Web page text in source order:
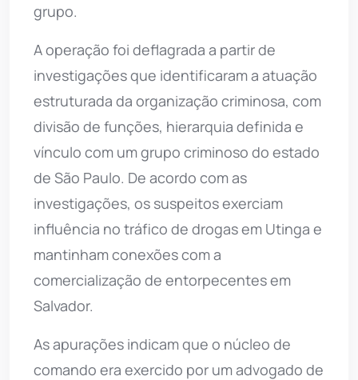
grupo.
A operação foi deflagrada a partir de
investigações que identificaram a atuação
estruturada da organização criminosa, com
divisão de funções, hierarquia definida e
vínculo com um grupo criminoso do estado
de São Paulo. De acordo com as
investigações, os suspeitos exerciam
influência no tráfico de drogas em Utinga e
mantinham conexões com a
comercialização de entorpecentes em
Salvador.
As apurações indicam que o núcleo de
comando era exercido por um advogado de